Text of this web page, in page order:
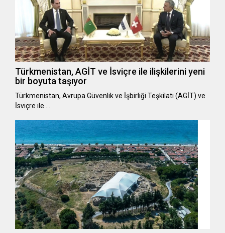
Türkmenistan, AGİT ve İsviçre ile ilişkilerini yeni
bir boyuta taşıyor
Türkmenistan, Avrupa Güvenlik ve İşbirliği Teşkilatı (AGİT) ve
İsviçre ile …